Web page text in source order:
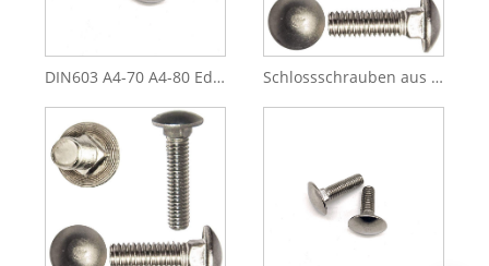
DIN603 A4-70 A4-80 Edelstahl 314 316 M6 M12 Schlossschraube Schlossschrauben aus Edelstahl